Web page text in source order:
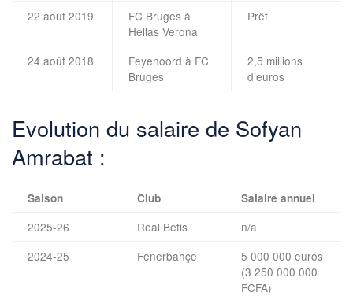
22 août 2019
FC Bruges à
Hellas Verona
Prêt
24 août 2018
Feyenoord à FC
Bruges
2,5 millions
d’euros
Evolution du salaire de Sofyan
Amrabat :
Saison Club Salaire annuel
2025-26 Real Betis
n/a
2024-25
Fenerbahçe
5 000 000 euros
(3 250 000 000
FCFA)